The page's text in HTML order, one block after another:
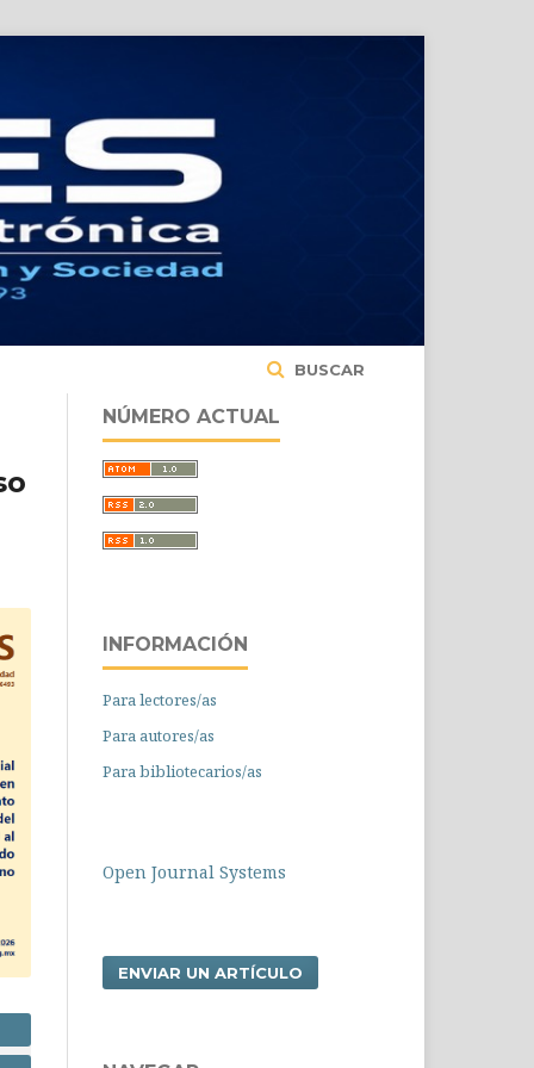
BUSCAR
NÚMERO ACTUAL
INFORMACIÓN
Para lectores/as
Para autores/as
Para bibliotecarios/as
Open Journal Systems
ENVIAR UN ARTÍCULO